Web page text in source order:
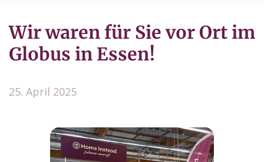
Wir waren für Sie vor Ort im
Globus in Essen!
25. April 2025